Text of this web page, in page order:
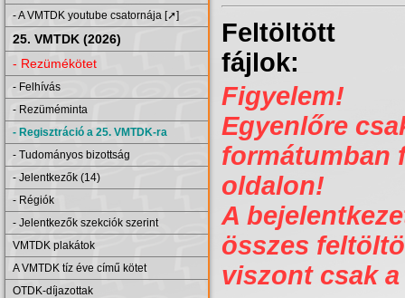
- A VMTDK youtube csatornája [➚]
25. VMTDK (2026)
- Rezümékötet
- Felhívás
- Rezüméminta
- Regisztráció a 25. VMTDK-ra
- Tudományos bizottság
- Jelentkezők (14)
- Régiók
- Jelentkezők szekciók szerint
VMTDK plakátok
A VMTDK tíz éve című kötet
OTDK-díjazottak
Feltöltött
fájlok:
Figyelem!
Egyenlőre
formátumban
oldalon!
A
összes
viszont csak